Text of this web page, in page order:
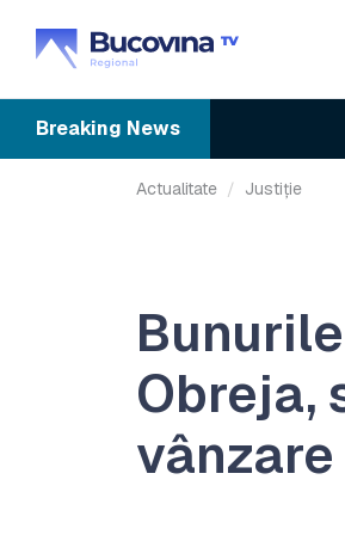
Breaking News
Actualitate Justiție
Obreja,